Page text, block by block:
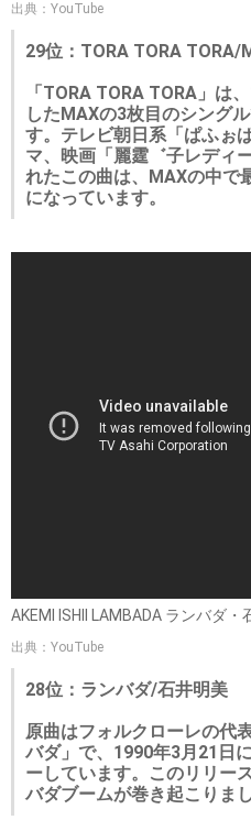
出典：YouTube
29位：TORA TORA TORA/
「TORA TORA TORA」は
したMAXの3枚目のシング
す。テレビ朝日系「ぱふぉ
マ、映画「麗霆゛子レディ
れたこの曲は、MAXの中で
になっています。
AKEMI ISHII LAMBADA ランバダ
出典：YouTube
28位：ランバダ/石井明美
原曲はフォルクローレの代
バダ」で、1990年3月21日
ーしています。このリリー
バダブームが巻き起こりまし